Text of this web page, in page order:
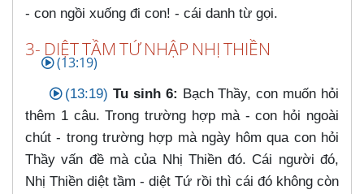
- con ngồi xuống đi con! - cái danh từ gọi.
3- DIỆT TẦM TỨ NHẬP NHỊ THIỀN
(13:19)
(13:19) Tu sinh 6: Bạch Thầy, con muốn hỏi
thêm 1 câu. Trong trường hợp mà - con hỏi ngoài
chút - trong trường hợp mà ngày hôm qua con hỏi
Thầy vấn đề mà của Nhị Thiền đó. Cái người đó,
Nhị Thiền diệt tầm - diệt Tứ rồi thì cái đó không còn